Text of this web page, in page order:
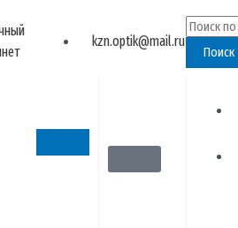
kzn.optik@mail.ru
Искать:
Поиск